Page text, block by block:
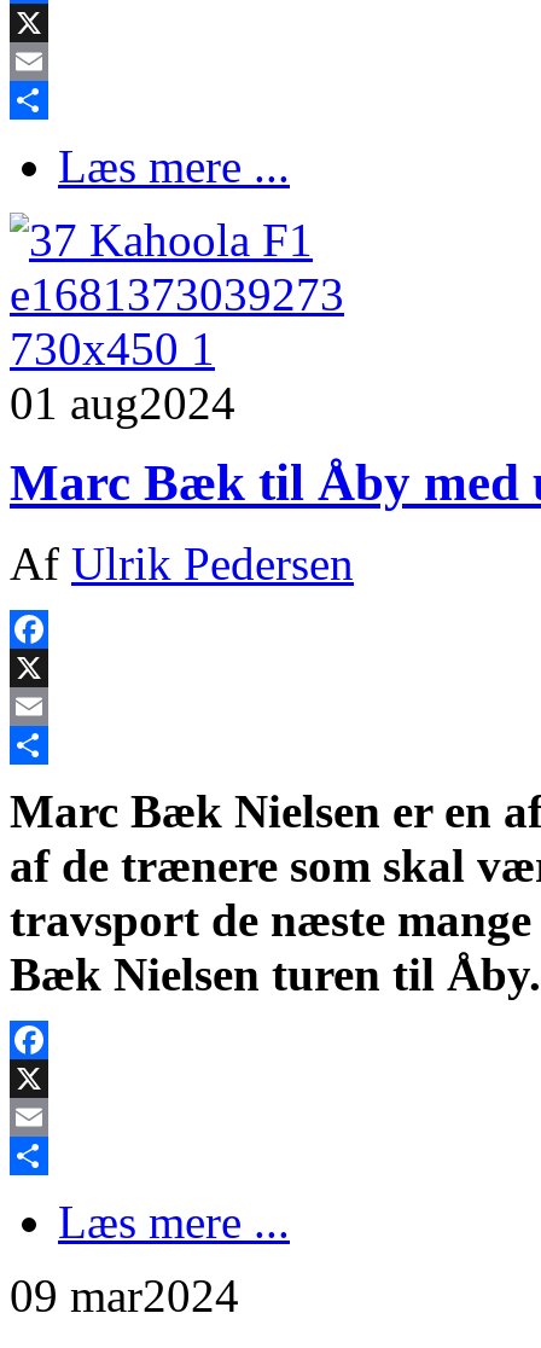
Facebook
X
Email
Læs mere ...
01 aug2024
Marc Bæk til Åby med
Af Ulrik Pedersen
Facebook
X
Email
Marc Bæk Nielsen er en
af de trænere som skal
travsport de næste
Bæk Nielsen turen til Åby.
Facebook
X
Email
Læs mere ...
09 mar2024